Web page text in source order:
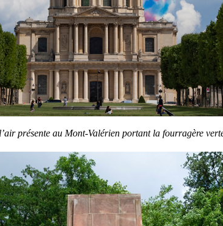
présente au Mont-Valérien portant la fourragère